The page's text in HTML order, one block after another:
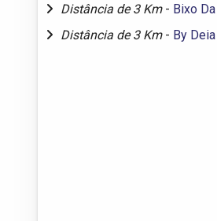
Distância de 3 Km - Bixo
Distância de 3 Km - By Deia